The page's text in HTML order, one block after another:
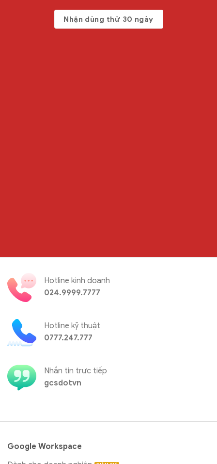
Nhận dùng thử 30 ngày
Hotline kinh doanh
024.9999.7777
Hotline kỹ thuật
0777.247.777
Nhắn tin trực tiếp
gcsdotvn
Google Workspace